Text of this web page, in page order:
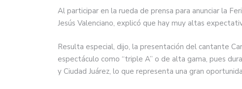
Al participar en la rueda de prensa para anunciar la
Jesús Valenciano, explicó que hay muy altas
Resulta especial, dijo, la presentación del cantante
espectáculo como “triple A” o de alta gama, pues
y Ciudad Juárez, lo que representa una gran